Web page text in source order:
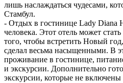
лишь наслаждаться чудесами,
Стамбул.
- Отдых в гостинице Lady Diana
человека. Этот отель может
того, чтобы встретить Новый
сделал весьма насыщенными. В
проживание в гостинице,
и экскурсии. Дополнительно
экскурсии, которые не включены